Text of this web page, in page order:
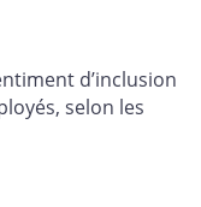
d’inclusion
selon les